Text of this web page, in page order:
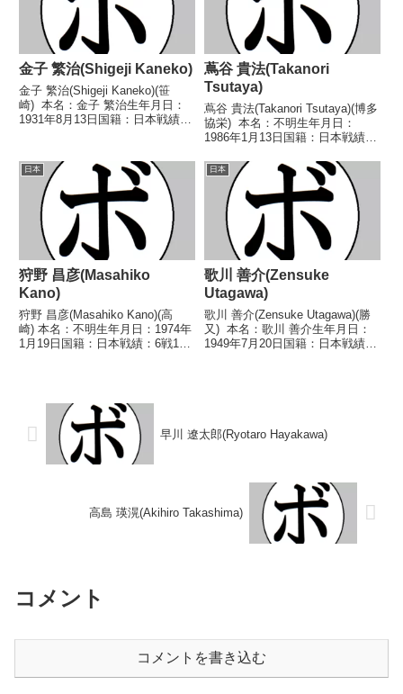
金子 繁治(Shigeji Kaneko)
金子 繁治(Shigeji Kaneko)(笹
崎) 本名：金子 繁治生年月日：
1931年8月13日国籍：日本戦績：
東洋(OPBF東洋太平洋前身)フェ
ザー級王座 ...
蔦谷 貴法(Takanori
Tsutaya)
蔦谷 貴法(Takanori Tsutaya)(博多
協栄) 本名：不明生年月日：
1986年1月13日国籍：日本戦績：
ル】なし 【戦歴】2008/07/28
○6R判定 2-1(58-57、58-5...
日本
狩野 昌彦(Masahiko
Kano)
狩野 昌彦(Masahiko Kano)(高
崎) 本名：不明生年月日：1974年
1月19日国籍：日本戦績：6戦1勝
日本
歌川 善介(Zensuke
Utagawa)
歌川 善介(Zensuke Utagawa)(勝
又) 本名：歌川 善介生年月日：
1949年7月20日国籍：日本戦績：
早川 遼太郎(Ryotaro Hayakawa)
高島 瑛滉(Akihiro Takashima)
コメント
コメントを書き込む